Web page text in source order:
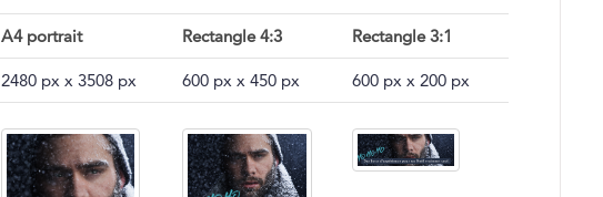
A4 portrait Rectangle 4:3 Rectangle 3:1
2480 px x 3508 px 600 px x 450 px 600 px x 200 px